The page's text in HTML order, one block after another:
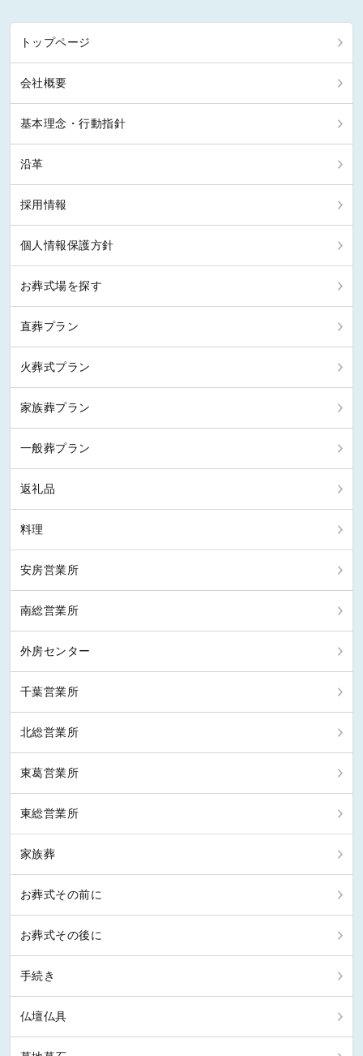
トップページ
会社概要
基本理念・行動指針
沿革
採用情報
個人情報保護方針
お葬式場を探す
直葬プラン
火葬式プラン
家族葬プラン
一般葬プラン
返礼品
料理
安房営業所
南総営業所
外房センター
千葉営業所
北総営業所
東葛営業所
東総営業所
家族葬
お葬式その前に
お葬式その後に
手続き
仏壇仏具